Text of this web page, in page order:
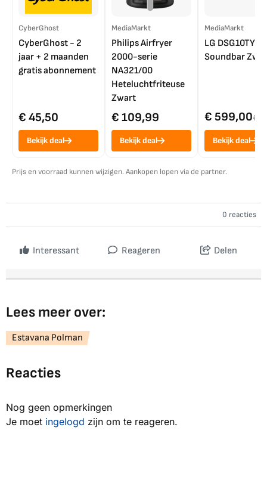
CyberGhost
CyberGhost - 2
jaar + 2 maanden
gratis abonnement
€ 45,50
Bekijk deal
MediaMarkt
Philips Airfryer
2000-serie
NA321/00
Heteluchtfriteuse
Zwart
€ 109,99
Bekijk deal
MediaMarkt
LG DSG10TY
Soundbar
€ 599,00€
Bekijk deal
Prijs en voorraad kunnen wijzigen. Aankopen lopen via de partner.
0 reacties
Interessant Reageren Delen
Lees meer over:
Estavana Polman
Reacties
Nog geen opmerkingen
Je moet ingelogd zijn om te reageren.